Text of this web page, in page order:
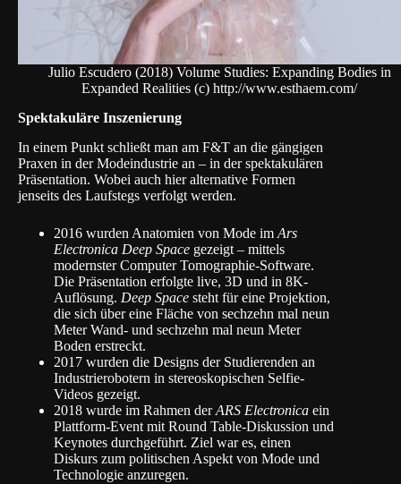
Julio Escudero (2018) Volume Studies: Expanding Bodies in
Expanded Realities (c) http://www.esthaem.com/
Spektakuläre Inszenierung
In einem Punkt schließt man am F&T an die gängigen
Praxen in der Modeindustrie an – in der spektakulären
Präsentation. Wobei auch hier alternative Formen
jenseits des Laufstegs verfolgt werden.
2016 wurden Anatomien von Mode im Ars
Electronica Deep Space gezeigt – mittels
modernster Computer Tomographie-Software.
Die Präsentation erfolgte live, 3D und in 8K-
Auflösung. Deep Space steht für eine Projektion,
die sich über eine Fläche von sechzehn mal neun
Meter Wand- und sechzehn mal neun Meter
Boden erstreckt.
2017 wurden die Designs der Studierenden an
Industrierobotern in stereoskopischen Selfie-
Videos gezeigt.
2018 wurde im Rahmen derARS Electronica ein
Plattform-Event mit Round Table-Diskussion und
Keynotes durchgeführt. Ziel war es, einen
Diskurs zum politischen Aspekt von Mode und
Technologie anzuregen.